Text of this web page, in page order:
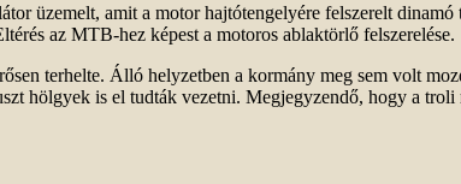
üzemelt, amit a motor hajtótengelyére felszerelt dinamó
az MTB-hez képest a motoros ablaktörlő felszerelése.
terhelte. Álló helyzetben a kormány meg sem volt
hölgyek is el tudták vezetni. Megjegyzendő, hogy a troli